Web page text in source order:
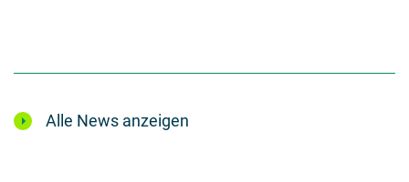
Alle News anzeigen